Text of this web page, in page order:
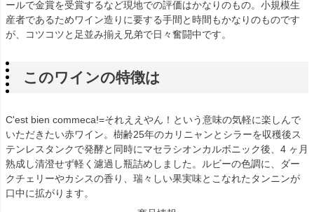
ールで金賞を受賞するなど現地での評価はかなりのもの。小規模生
産者であるためワイン造りに要する手間と時間もかなりのものです
が、コツコツと足並み揃え兄弟で日々奮闘中です。
このワインの特徴は
C'est bien commeca!=それええやん！という意味の気軽に楽しんで
いただきたい赤ワイン。樹齢25年のカリニャンとシラーを収穫後ス
テンレスタンクで発酵と同時にマセラシオンカルボニック後、4 ヶ月
熟成し清澄せず軽く濾過し瓶詰めしました。ルビーの色調に、ダー
クチェリーやカシスの香り、瑞々しい果実味とこなれたタンニンが
口中に拡がります。